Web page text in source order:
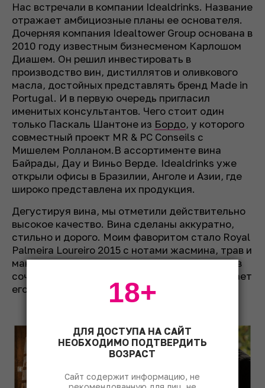
Нас встречали в компании Idealdrinks. Название
отражает амбициозные планы ее основателя.
Дочерняя компания Idealtower Group основана в
2010 году известным бизнесменом Карлошом
Диашем. Он решил инвестировать в
производство вин, дистиллятов и оливкового
масла, достойных представлять бренд Made in
Portugal. И в первую очередь пригласил
именитых консультантов. Чего стоит один
только Паскаль Шантоне из Бордо, у которого
совместный проект MR & PC Conseils с
Мишелем Ролланом.В ассортименте вина
Байрады, Дау и Виньо Верде. Idealdrinks уже
открыли офисы в Бразилии, Анголе и Азии, где
широко представлена их продукция.
Дегустируя вина, мы отметили действительно
высокое качество. Вина сделаны аккуратно,
стильно и дорого. Моим фаворитом стало Royal
Palmeira Loureiro 2015 с нотами жасмина, трав и
мандарина в аромате. Высокая кислотность в
сочетании с легкостью и элегантностью делает
его очень привлекательным.
ДЛЯ ДОСТУПА НА САЙТ
НЕОБХОДИМО ПОДТВЕРДИТЬ
ВОЗРАСТ
Сайт содержит информацию, не
18+